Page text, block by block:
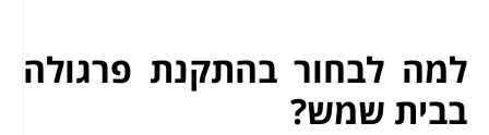
למה לבחור בהתקנת פרגולה
בבית שמש?